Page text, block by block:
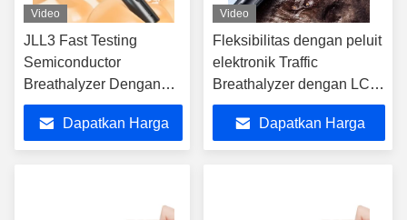
Video
JLL3 Fast Testing
Semiconductor
Breathalyzer Dengan
Lithium Battery
Dapatkan Harga
Video
Fleksibilitas dengan peluit
elektronik Traffic
Breathalyzer dengan LCD
Display
Dapatkan Harga